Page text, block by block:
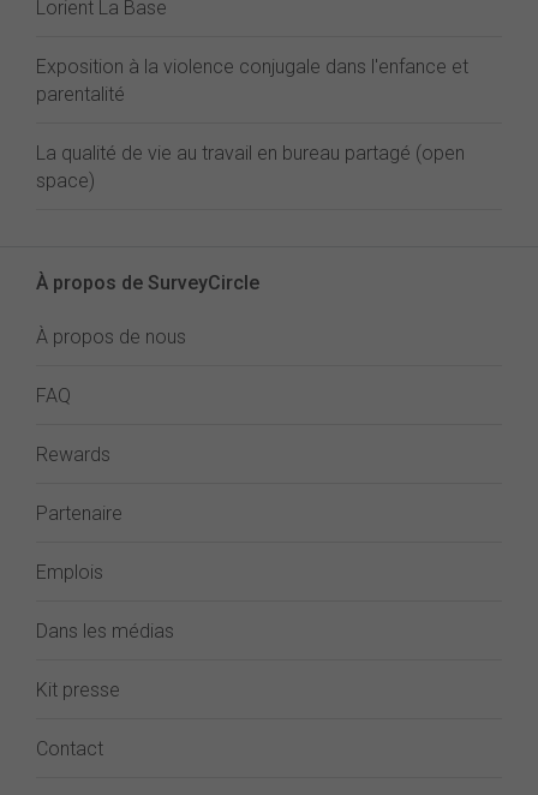
Lorient La Base
Exposition à la violence conjugale dans l'enfance et
parentalité
La qualité de vie au travail en bureau partagé (open
space)
À propos de SurveyCircle
À propos de nous
FAQ
Rewards
Partenaire
Emplois
Dans les médias
Kit presse
Contact